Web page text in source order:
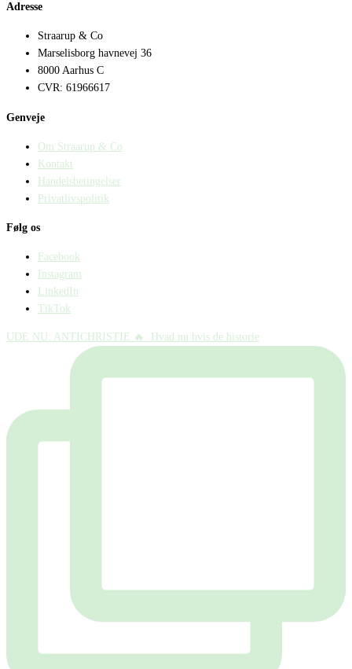
Adresse
Straarup & Co
Marselisborg havnevej 36
8000 Aarhus C
CVR: 61966617
Genveje
Om Straarup & Co
Kontakt
Handelsbetingelser
Privatlivspolitik
Følg os
Facebook
Instagram
LinkedIn
TikTok
UDE NU: ANTICHRISTIE 🔥⁠ ⁠ Hvad nu hvis de historie